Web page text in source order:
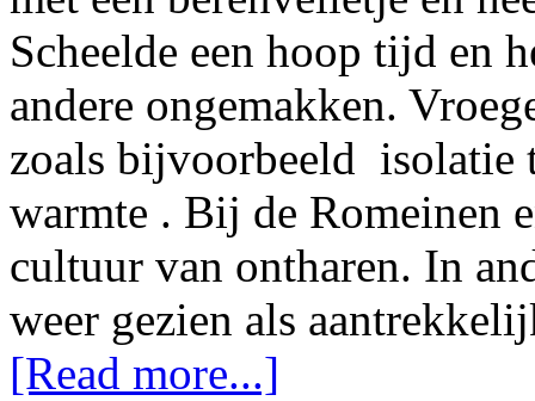
Scheelde een hoop tijd en
andere ongemakken.
zoals bijvoorbeeld isolatie
warmte . Bij de Romeinen
cultuur van ontharen. In
weer gezien als
[Read more...]